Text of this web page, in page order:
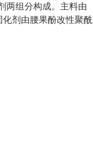
两组分构成。主料由
剂由腰果酚改性聚酰